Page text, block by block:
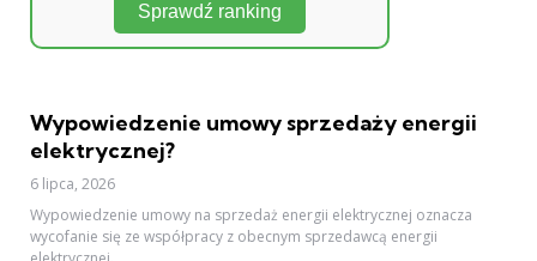
Sprawdź ranking
Wypowiedzenie umowy sprzedaży energii
elektrycznej?
6 lipca, 2026
Wypowiedzenie umowy na sprzedaż energii elektrycznej oznacza
wycofanie się ze współpracy z obecnym sprzedawcą energii